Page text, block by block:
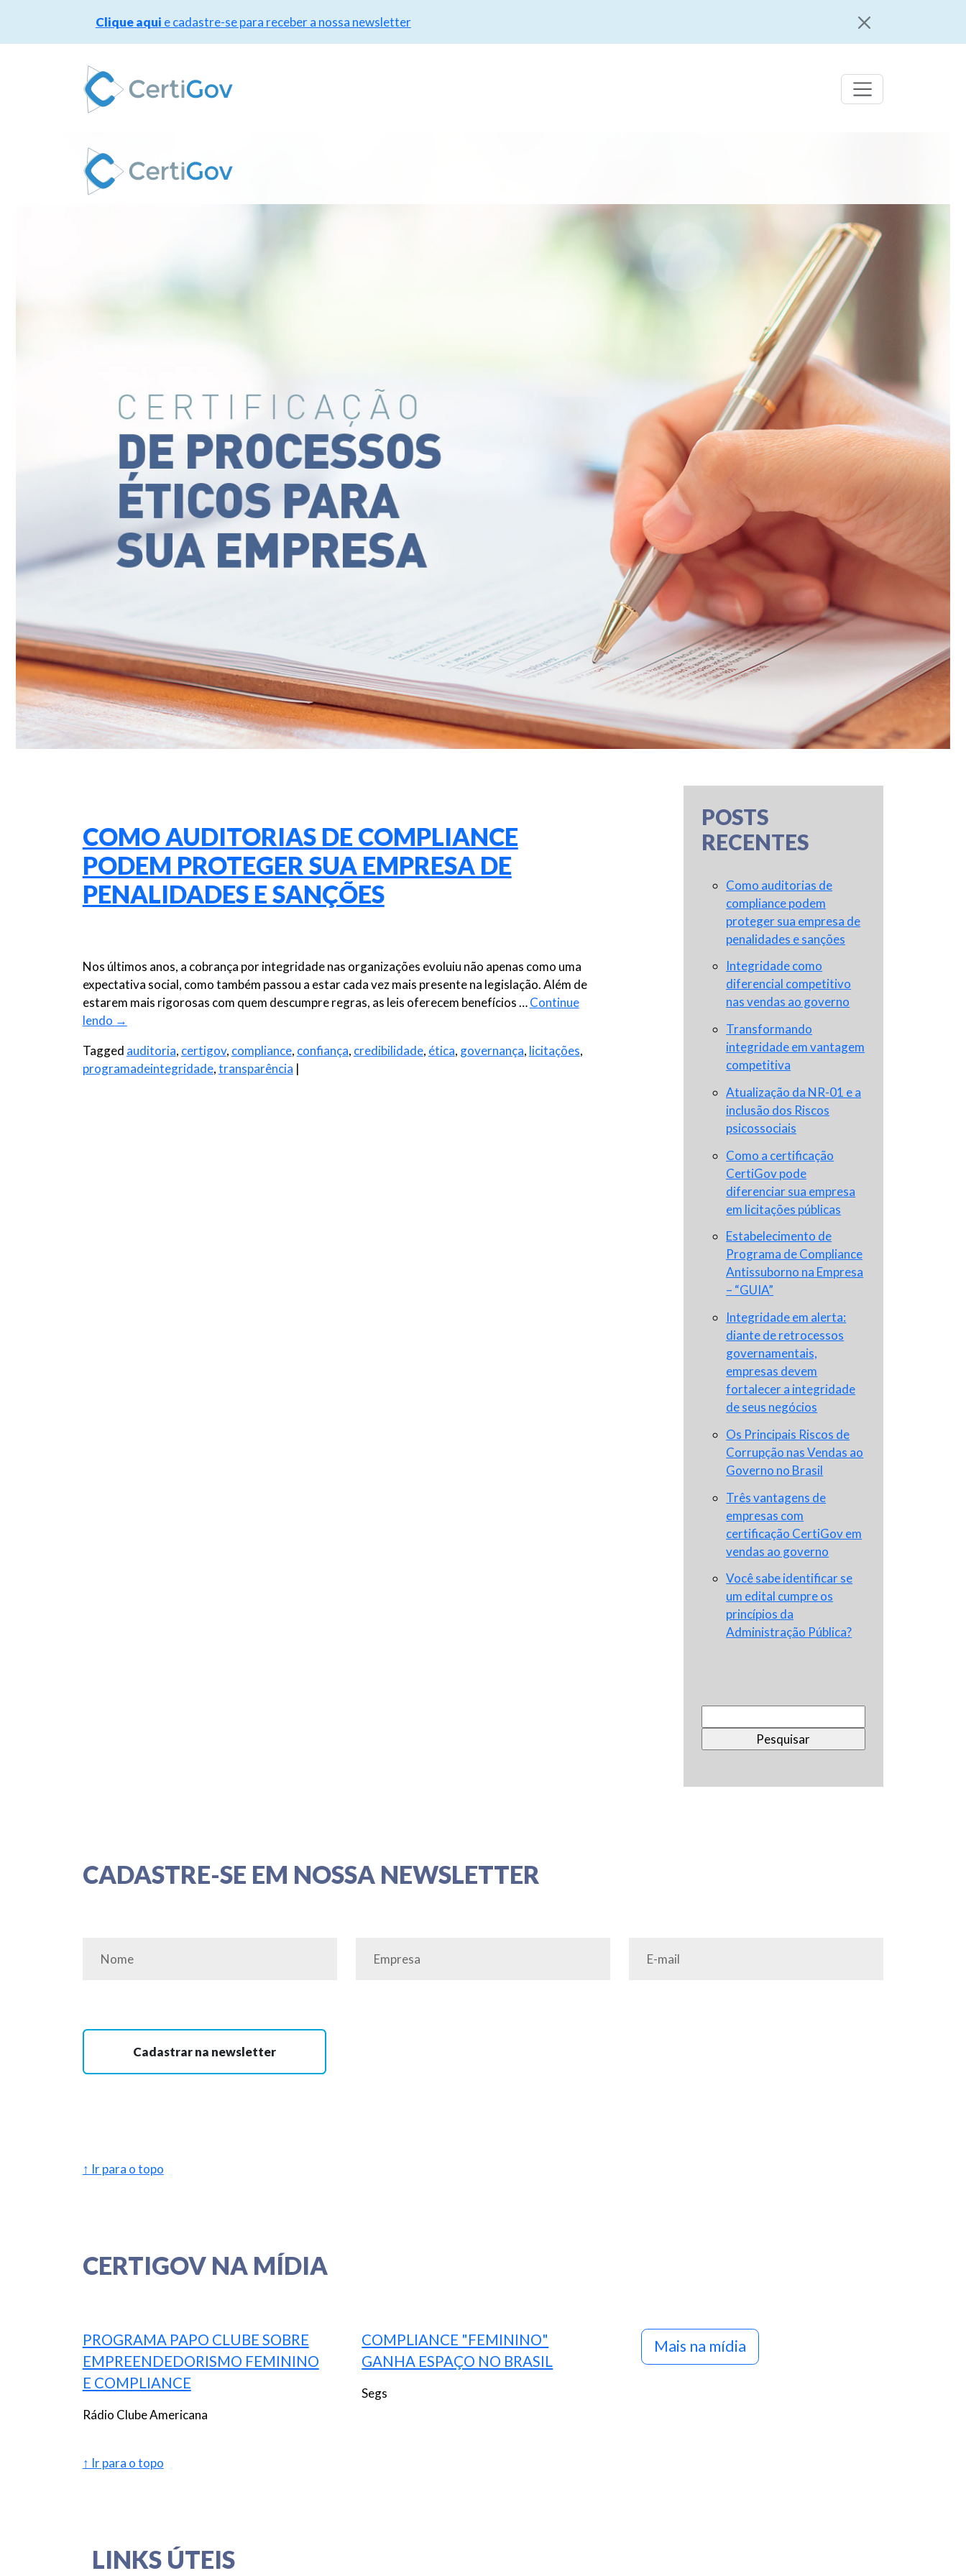
Clique aqui e cadastre-se para receber a nossa newsletter
COMO AUDITORIAS DE COMPLIANCE
PODEM PROTEGER SUA EMPRESA DE
PENALIDADES E SANÇÕES
Nos últimos anos, a cobrança por integridade nas organizações evoluiu não apenas como uma
expectativa social, como também passou a estar cada vez mais presente na legislação. Além de
estarem mais rigorosas com quem descumpre regras, as leis oferecem benefícios …Continue
lendo →
Tagged auditoria, certigov, compliance, confiança, credibilidade, ética, governança, licitações,
programadeintegridade,transparência |
POSTS
RECENTES
Como auditorias de
compliance podem
proteger sua empresa de
penalidades e sanções
Integridade como
diferencial competitivo
nas vendas ao governo
Transformando
integridade em vantagem
competitiva
Atualização da NR-01 e a
inclusão dos Riscos
psicossociais
Como a certificação
CertiGov pode
diferenciar sua empresa
em licitações públicas
Estabelecimento de
Programa de Compliance
Antissuborno na Empresa
– “GUIA”
Integridade em alerta:
diante de retrocessos
governamentais,
empresas devem
fortalecer a integridade
de seus negócios
Os Principais Riscos de
Corrupção nas Vendas ao
Governo no Brasil
Três vantagens de
empresas com
certificação CertiGov em
vendas ao governo
Você sabe identificar se
um edital cumpre os
princípios da
Administração Pública?
por:
CADASTRE-SE EM NOSSA NEWSLETTER
Cadastrar na newsletter
↑ Ir para o topo
CERTIGOV NA MÍDIA
PROGRAMA PAPO CLUBE SOBRE
EMPREENDEDORISMO FEMININO
E COMPLIANCE
Rádio Clube Americana
COMPLIANCE "FEMININO"
GANHA ESPAÇO NO BRASIL
Segs
Mais na mídia
↑ Ir para o topo
LINKS ÚTEIS